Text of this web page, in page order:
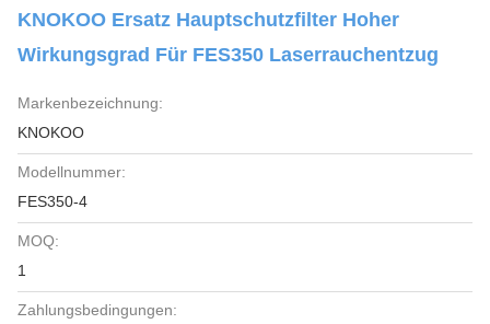
KNOKOO Ersatz Hauptschutzfilter Hoher
Wirkungsgrad Für FES350 Laserrauchentzug
Markenbezeichnung:
KNOKOO
Modellnummer:
FES350-4
MOQ:
1
Zahlungsbedingungen: